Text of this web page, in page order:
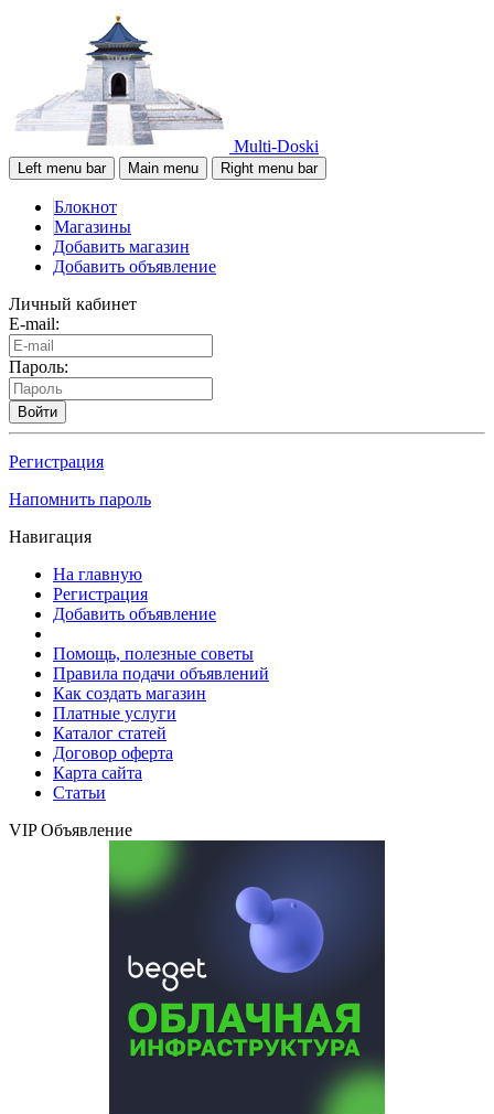
Multi-Doski
Left menu bar Main menu Right menu bar
Блокнот
Магазины
Добавить магазин
Добавить объявление
Личный кабинет
E-mail:
Пароль:
Войти
Регистрация
Напомнить пароль
Навигация
На главную
Регистрация
Добавить объявление
Помощь, полезные советы
Правила подачи объявлений
Как создать магазин
Платные услуги
Каталог статей
Договор оферта
Карта сайта
Статьи
VIP Объявление